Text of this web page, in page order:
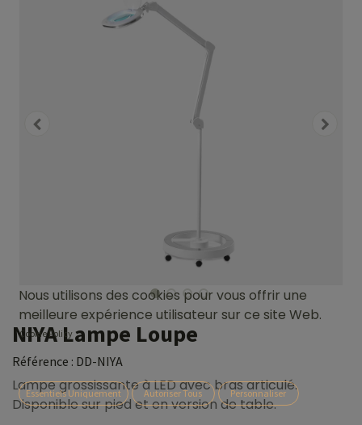
NIYA Lampe Loupe
Référence : DD-NIYA
Lampe grossissante à LED avec bras articulé.
Disponible sur pied et en version de table.
Nous utilisons des cookies pour vous offrir une
meilleure expérience utilisateur sur ce site Web.
Cookie Policy
Essentiels Uniquement Autoriser Tous Personnaliser